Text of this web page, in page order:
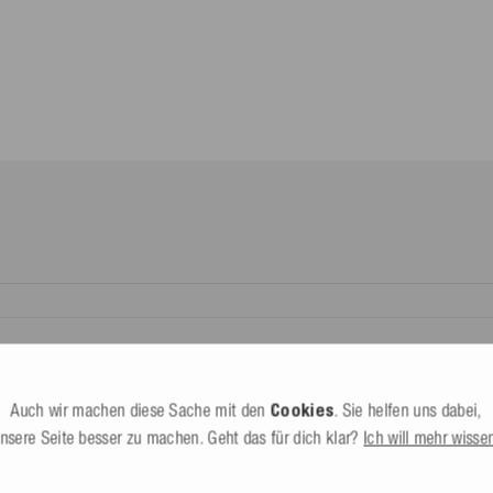
bereitgestellte Retourenlabel genutzt
Auch wir machen diese Sache mit den Cookies. Sie helfen uns dabei,
Seite besser zu machen. Geht das für dich klar? Ich will mehr